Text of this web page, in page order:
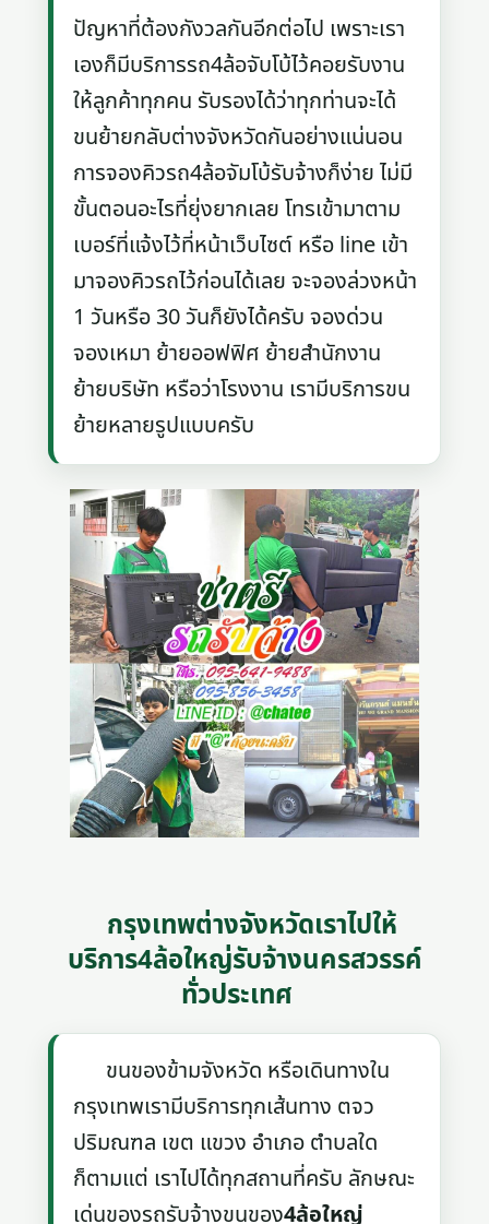
ปัญหาที่ต้องกังวลกันอีกต่อไป เพราะเรา
เองก็มีบริการรถ4ล้อจับโบ้ไว้คอยรับงาน
ให้ลูกค้าทุกคน รับรองได้ว่าทุกท่านจะได้
ขนย้ายกลับต่างจังหวัดกันอย่างแน่นอน
การจองคิวรถ4ล้อจัมโบ้รับจ้างก็ง่าย ไม่มี
ขั้นตอนอะไรที่ยุ่งยากเลย โทรเข้ามาตาม
เบอร์ที่แจ้งไว้ที่หน้าเว็บไซต์ หรือ line เข้า
มาจองคิวรถไว้ก่อนได้เลย จะจองล่วงหน้า
1 วันหรือ 30 วันก็ยังได้ครับ จองด่วน
จองเหมา ย้ายออฟฟิศ ย้ายสำนักงาน
ย้ายบริษัท หรือว่าโรงงาน เรามีบริการขน
ย้ายหลายรูปแบบครับ
กรุงเทพต่างจังหวัดเราไปให้
บริการ4ล้อใหญ่รับจ้างนครสวรรค์
ทั่วประเทศ
ขนของข้ามจังหวัด หรือเดินทางใน
กรุงเทพเรามีบริการทุกเส้นทาง ตจว
ปริมณฑล เขต แขวง อำเภอ ตำบลใด
ก็ตามแต่ เราไปได้ทุกสถานที่ครับ ลักษณะ
เด่นของรถรับจ้างขนของ4ล้อใหญ่